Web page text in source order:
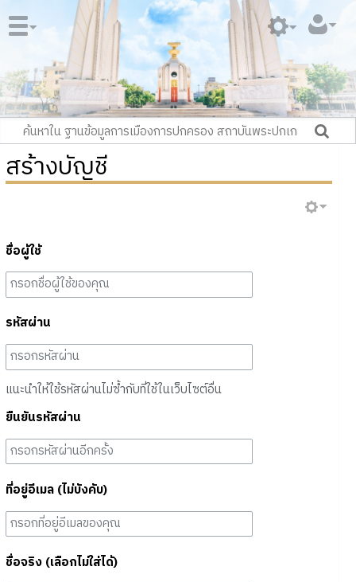
สร้างบัญชี
ชื่อผู้ใช้
รหัสผ่าน
แนะนำให้ใช้รหัสผ่านไม่ซ้ำกับที่ใช้ในเว็บไซต์อื่น
ยืนยันรหัสผ่าน
ที่อยู่อีเมล (ไม่บังคับ)
ชื่อจริง (เลือกไม่ใส่ได้)